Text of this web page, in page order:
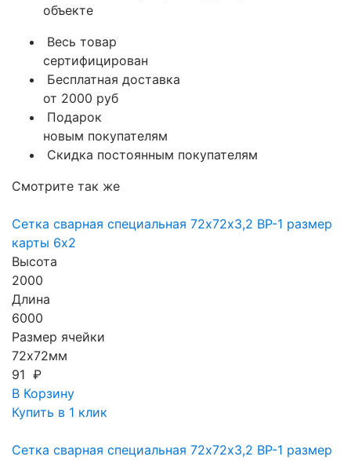
объекте
Весь товар
сертифицирован
Бесплатная доставка
от 2000 руб
Подарок
новым покупателям
Скидка постоянным покупателям
Смотрите так же
Сетка сварная специальная 72х72х3,2 ВР-1 размер
карты 6х2
Высота
2000
Длина
6000
Размер ячейки
72х72мм
91 ₽
В Корзину
Купить в 1 клик
Сетка сварная специальная 72х72х3,2 ВР-1 размер